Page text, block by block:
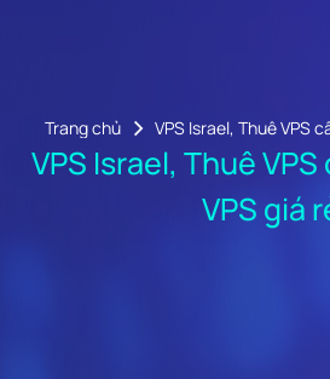
Trang chủ VPS Israel, Thuê VPS
VPS Israel, Thuê
VPS giá